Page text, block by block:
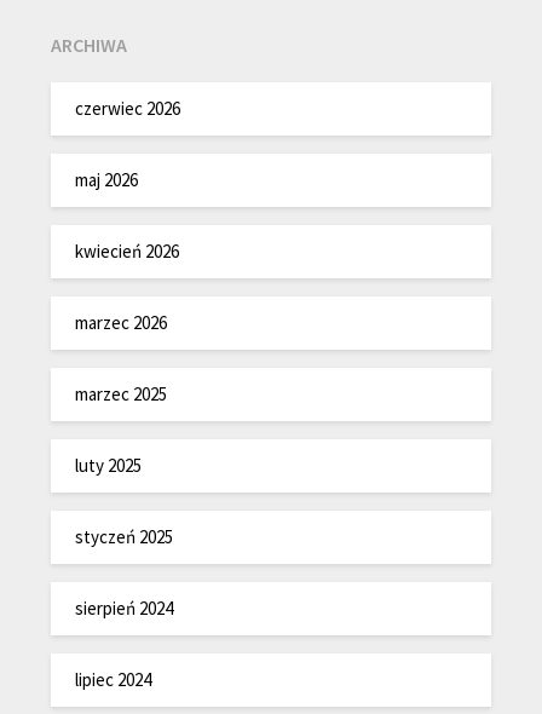
ARCHIWA
czerwiec 2026
maj 2026
kwiecień 2026
marzec 2026
marzec 2025
luty 2025
styczeń 2025
sierpień 2024
lipiec 2024